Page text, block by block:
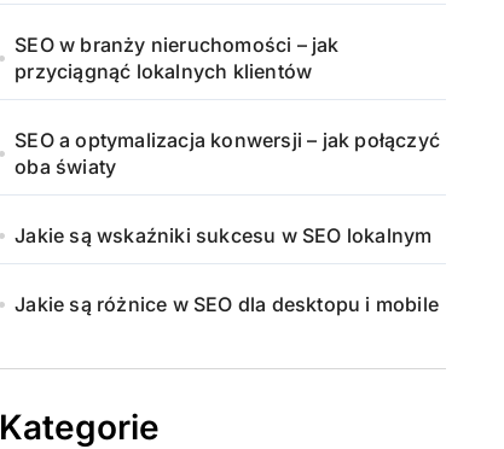
SEO w branży nieruchomości – jak
przyciągnąć lokalnych klientów
SEO a optymalizacja konwersji – jak połączyć
oba światy
Jakie są wskaźniki sukcesu w SEO lokalnym
Jakie są różnice w SEO dla desktopu i mobile
Kategorie